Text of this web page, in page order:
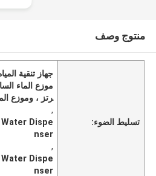
منتوج وصف
تسليط الضوء:
رتز ، وموزع
,
Dispe
nser
,
Dispe
nser